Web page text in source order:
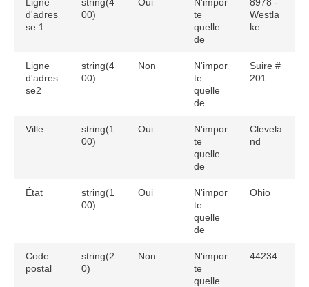
d'adres
se 1
00)
te
quelle
de
Westla
ke
Ligne
d'adres
se2
string(4
00)
Non
N'impor
te
quelle
de
Suire #
201
Ville
string(1
00)
Oui
N'impor
te
quelle
de
Clevela
nd
État
string(1
00)
Oui
N'impor
te
quelle
de
Ohio
Code
postal
string(2
0)
Non
N'impor
te
quelle
44234